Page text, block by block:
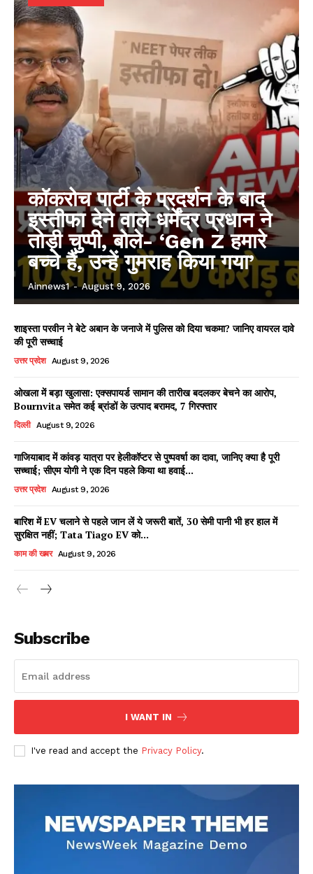
Facebook
X WhatsApp
Share
Read Latest News on AIN
NEWS 1 App
कॉकरोच पार्टी के प्रदर्शन के बाद
इस्तीफा देने वाले धर्मेंद्र प्रधान ने
तोड़ी चुप्पी, बोले- ‘Gen Z हमारे
बच्चे हैं, उन्हें गुमराह किया गया’
Ainnews1 - August 9, 2026
शाइस्ता परवीन ने बेटे अबान के जनाजे में पुलिस को दिया चकमा? जानिए वायरल दावे
की पूरी सच्चाई
उत्तर प्रदेश August 9, 2026
ओखला में बड़ा खुलासा: एक्सपायर्ड सामान की तारीख बदलकर बेचने का आरोप,
Bournvita समेत कई ब्रांडों के उत्पाद बरामद, 7 गिरफ्तार
दिल्ली August 9, 2026
गाजियाबाद में कांवड़ यात्रा पर हेलीकॉप्टर से पुष्पवर्षा का दावा, जानिए क्या है पूरी
सच्चाई; सीएम योगी ने एक दिन पहले किया था हवाई...
उत्तर प्रदेश August 9, 2026
बारिश में EV चलाने से पहले जान लें ये जरूरी बातें, 30 सेमी पानी भी हर हाल में
सुरक्षित नहीं; Tata Tiago EV को...
काम की खबर August 9, 2026
Subscribe
I WANT IN
I've read and accept the Privacy Policy.